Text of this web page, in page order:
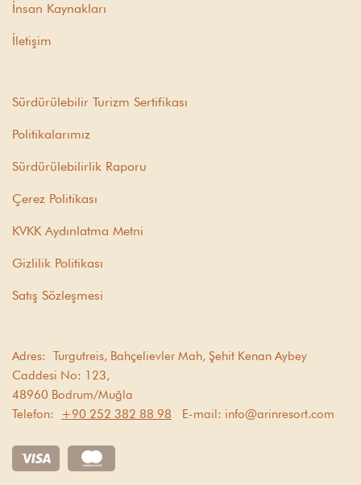
İnsan Kaynakları
İletişim
Sürdürülebilir Turizm Sertifikası
Politikalarımız
Sürdürülebilirlik Raporu
Çerez Politikası
KVKK Aydınlatma Metni
Gizlilik Politikası
Satış Sözleşmesi
Adres: Turgutreis, Bahçelievler Mah, Şehit Kenan Aybey
Caddesi No: 123,
48960 Bodrum/Muğla
Telefon: +90 252 382 88 98 E-mail: info@arinresort.com